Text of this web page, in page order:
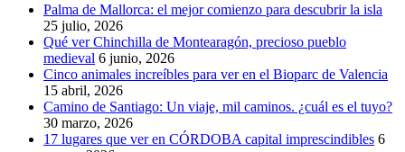
Palma de Mallorca: el mejor comienzo para descubrir la isla
25 julio, 2026
Qué ver Chinchilla de Montearagón, precioso pueblo
medieval 6 junio, 2026
Cinco animales increíbles para ver en el Bioparc de Valencia
15 abril, 2026
Camino de Santiago: Un viaje, mil caminos. ¿cuál es el tuyo?
30 marzo, 2026
17 lugares que ver en CÓRDOBA capital imprescindibles 6